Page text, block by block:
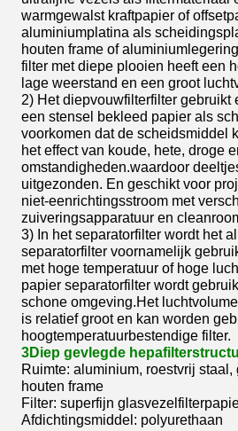
warmgewalst kraftpapier of
aluminiumplatina als
houten frame of
filter met diepe plooien heeft een
lage weerstand en een groot
2) Het diepvouwfilterfilter gebruikt
een stensel bekleed papier als
voorkomen dat de scheidsmiddel
het effect van koude, hete, droge
omstandigheden.waardoor
uitgezonden. En geschikt voor
niet-eenrichtingsstroom met
zuiveringsapparatuur en
3) In het separatorfilter wordt het
separatorfilter voornamelijk
met hoge temperatuur of hoge
papier separatorfilter wordt
schone omgeving.Het
is relatief groot en kan worden
hoogtemperatuurbestendige filter.
3Diep gevlegde
Ruimte: aluminium, roestvrij
houten frame
Filter: superfijn
Afdichtingsmiddel: polyurethaan